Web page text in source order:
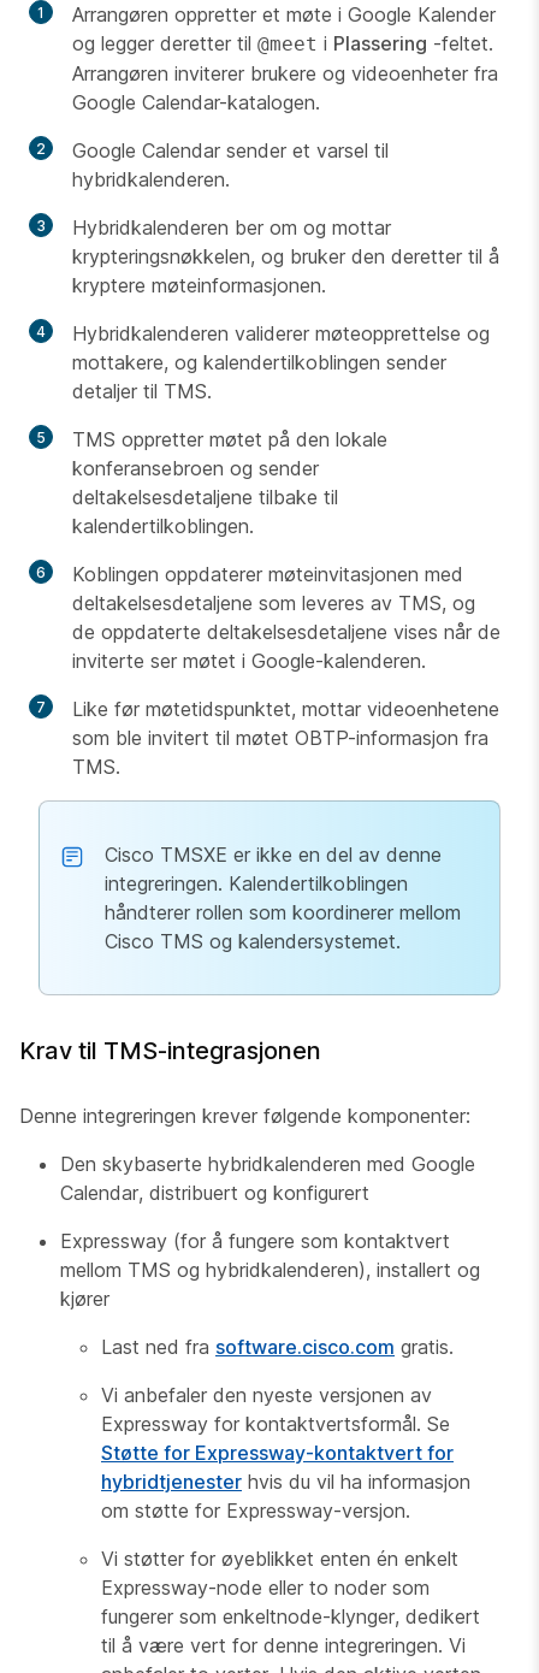
Arrangøren oppretter et møte i Google Kalender
og legger deretter til @meet i Plassering -feltet.
Arrangøren inviterer brukere og videoenheter fra
Google Calendar-katalogen.
Google Calendar sender et varsel til
hybridkalenderen.
Hybridkalenderen ber om og mottar
krypteringsnøkkelen, og bruker den deretter til å
kryptere møteinformasjonen.
Hybridkalenderen validerer møteopprettelse og
mottakere, og kalendertilkoblingen sender
detaljer til TMS.
TMS oppretter møtet på den lokale
konferansebroen og sender
deltakelsesdetaljene tilbake til
kalendertilkoblingen.
Koblingen oppdaterer møteinvitasjonen med
deltakelsesdetaljene som leveres av TMS, og
de oppdaterte deltakelsesdetaljene vises når de
inviterte ser møtet i Google-kalenderen.
Like før møtetidspunktet, mottar videoenhetene
som ble invitert til møtet OBTP-informasjon fra
TMS.
Cisco TMSXE er ikke en del av denne
integreringen. Kalendertilkoblingen
håndterer rollen som koordinerer mellom
Cisco TMS og kalendersystemet.
Krav til TMS-integrasjonen
Denne integreringen krever følgende komponenter:
Den skybaserte hybridkalenderen med Google
Calendar, distribuert og konfigurert
Expressway (for å fungere som kontaktvert
mellom TMS og hybridkalenderen), installert og
kjører
Last ned fra software.cisco.com gratis.
Vi anbefaler den nyeste versjonen av
Expressway for kontaktvertsformål. Se
Støtte for Expressway-kontaktvert for
hybridtjenester hvis du vil ha informasjon
om støtte for Expressway-versjon.
Vi støtter for øyeblikket enten én enkelt
Expressway-node eller to noder som
fungerer som enkeltnode-klynger, dedikert
til å være vert for denne integreringen. Vi